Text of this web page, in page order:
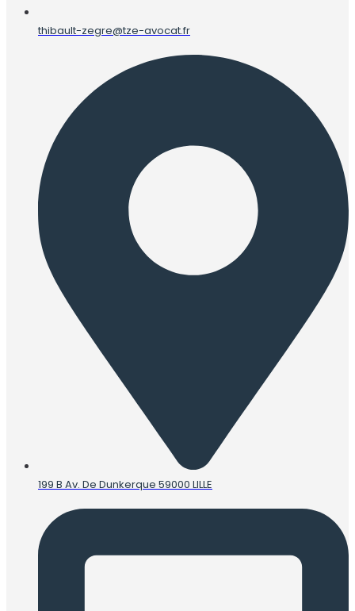
thibault-zegre@tze-avocat.fr
199 B Av. De Dunkerque 59000 LILLE